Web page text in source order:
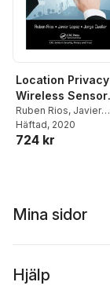
Location
Wireless Sensor
Networks
Ruben Rios, Javier
Lopez, Jorge Cuellar
Häftad, 2020
724 kr
Mina sidor
Hjälp